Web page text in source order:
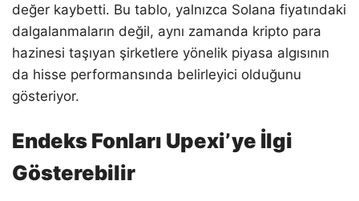
değer kaybetti. Bu tablo, yalnızca Solana fiyatındaki
dalgalanmaların değil, aynı zamanda kripto para
hazinesi taşıyan şirketlere yönelik piyasa algısının
da hisse performansında belirleyici olduğunu
gösteriyor.
Endeks Fonları Upexi’ye İlgi
Gösterebilir